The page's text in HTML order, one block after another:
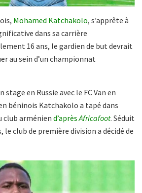
Mohamed Katchakolo, s’apprête à
dans sa carrière
16 ans, le gardien de but devrait
au sein d’un championnat
stage en Russie avec le FC Van en
béninois Katchakolo a tapé dans
club arménien d’aprèsAfricafoot. Séduit
le club de première division a décidé de